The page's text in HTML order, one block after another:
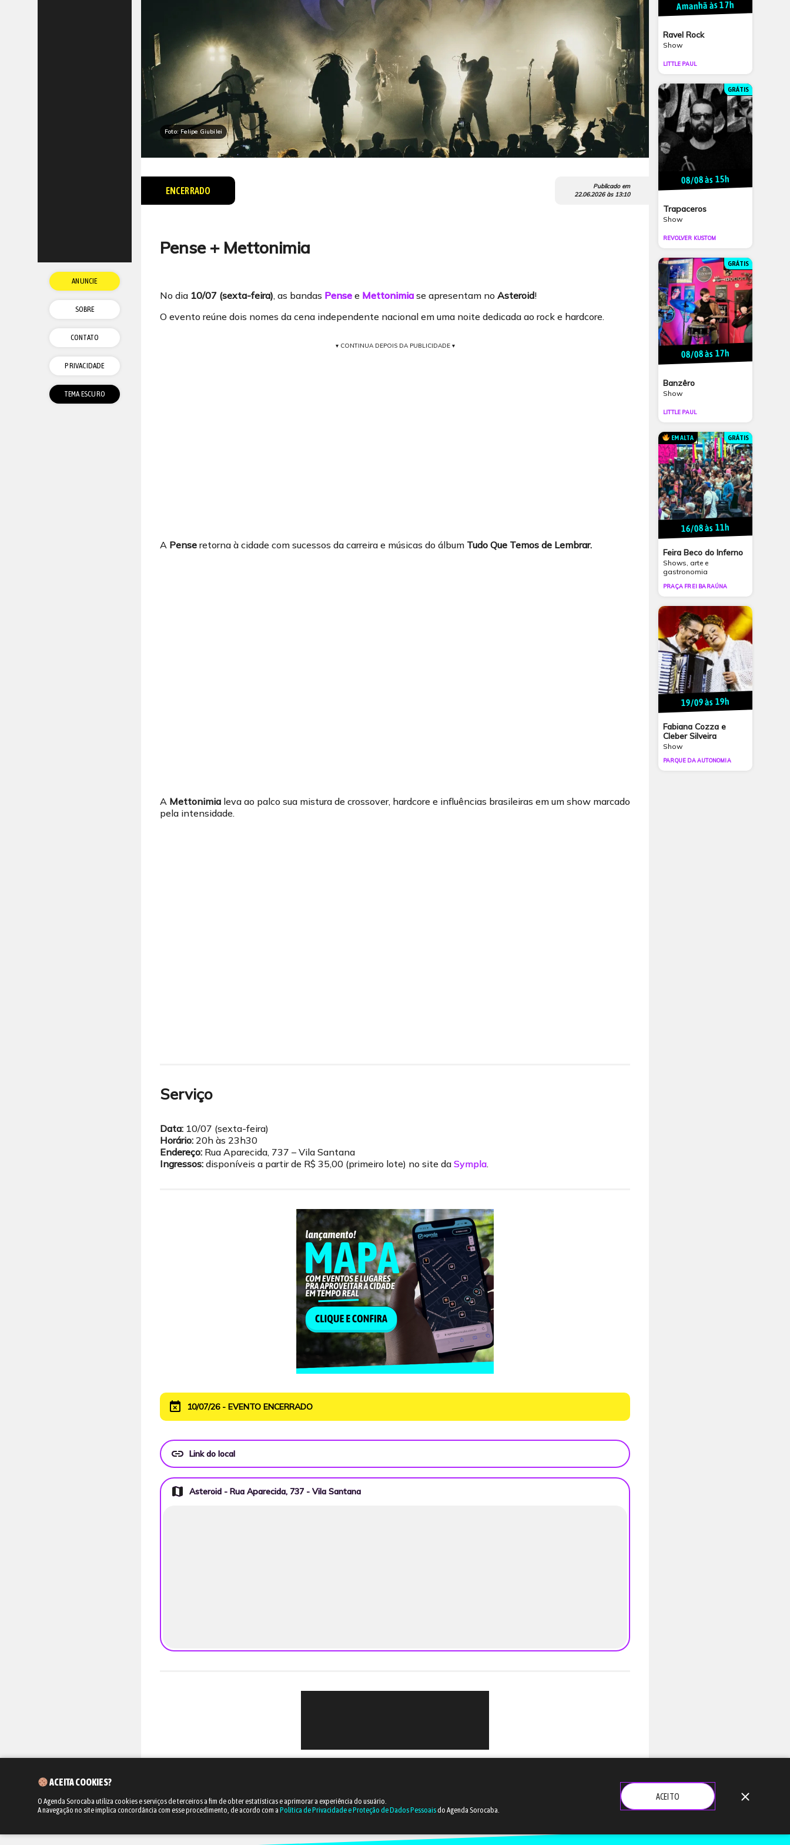
Foto: Felipe Giubilei
ENCERRADO
Publicado em
22.06.2026às 13:10
Pense + Mettonimia
No dia 10/07 (sexta-feira), as bandas Pense e Mettonimia se apresentam no Asteroid!
O evento reúne dois nomes da cena independente nacional em uma noite dedicada ao rock e hardcore.
▾ CONTINUA DEPOIS DA PUBLICIDADE ▾
A Pense retorna à cidade com sucessos da carreira e músicas do álbum Tudo Que Temos de Lembrar.
A Mettonimia leva ao palco sua mistura de crossover, hardcore e influências brasileiras em um show marcado
pela intensidade.
Serviço
Data: 10/07 (sexta-feira)
Horário: 20h às 23h30
Endereço: Rua Aparecida, 737 – Vila Santana
Ingressos: disponíveis a partir de R$ 35,00 (primeiro lote) no site da Sympla.
event_busy 10/07/26 - EVENTO ENCERRADO
link Link do local
map Asteroid - Rua Aparecida, 737 - Vila Santana
Amanhã às 17h
Ravel Rock
Show
LITTLE PAUL
GRÁTIS
08/08 às 15h
Trapaceros
Show
REVOLVER KUSTOM
GRÁTIS
08/08 às 17h
Banzêro
Show
LITTLE PAUL
EM ALTA GRÁTIS
16/08 às 11h
Feira Beco do Inferno
Shows, arte e
gastronomia
PRAÇA FREI BARAÚNA
19/09 às 19h
Fabiana Cozza e
Cleber Silveira
Show
PARQUE DA AUTONOMIA
ANUNCIE
SOBRE
CONTATO
PRIVACIDADE
ACEITA COOKIES?
O Agenda Sorocaba utiliza cookies e serviços de terceiros a fim de obter estatísticas e aprimorar a experiência do usuário.
A navegação no site implica concordância com esse procedimento, de acordo com a Política de Privacidade e Proteção de Dados Pessoaisdo Agenda Sorocaba.
ACEITO close